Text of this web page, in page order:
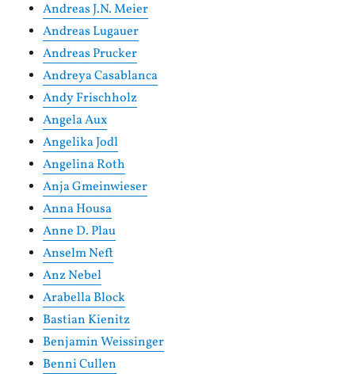
Andreas J.N. Meier
Andreas Lugauer
Andreas Prucker
Andreya Casablanca
Andy Frischholz
Angela Aux
Angelika Jodl
Angelina Roth
Anja Gmeinwieser
Anna Housa
Anne D. Plau
Anselm Neft
Anz Nebel
Arabella Block
Bastian Kienitz
Benjamin Weissinger
Benni Cullen